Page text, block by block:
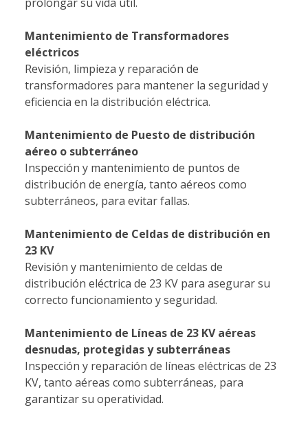
Mantenimiento de Transformadores
eléctricos
Revisión, limpieza y reparación de
transformadores para mantener la seguridad y
eficiencia en la distribución eléctrica.
Mantenimiento de Puesto de distribución
aéreo o subterráneo
Inspección y mantenimiento de puntos de
distribución de energía, tanto aéreos como
subterráneos, para evitar fallas.
Mantenimiento de Celdas de distribución en
23 KV
Revisión y mantenimiento de celdas de
distribución eléctrica de 23 KV para asegurar su
correcto funcionamiento y seguridad.
Mantenimiento de Líneas de 23 KV aéreas
desnudas, protegidas y subterráneas
Inspección y reparación de líneas eléctricas de 23
KV, tanto aéreas como subterráneas, para
garantizar su operatividad.